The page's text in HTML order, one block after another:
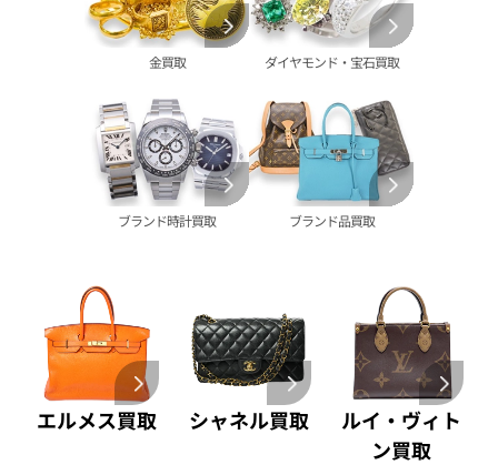
大判･小判 買取
イエローゴールド 買取
ホワイトゴールド 買取
金コンビ 買取
プラチナ 買取
プラチナインゴット 買取
Pt1000 買取
Pt900 買取
Pt850 買取
Pt&Pm 買取
銀･シルバー 買取
パラジウム 買取
グッチ 買取
ブシュロン 買取
ショーメ 買取
買取可能な商品をもっと見る
タグ・ホイヤー 買取
ブライトリング
ヴァシュロン・コンスタンタン 買取
A. ランゲ&
パネライ 買取
ブルガリ 買取
フランク ミュラー 買取
IWC 買取
買取可能な商品をもっと見る
金買取 ダイヤモンド・宝石買取
ブランド時計買取 ブランド品買取
エルメス買取 シャネル買取
ルイ・ヴィト
ン買取